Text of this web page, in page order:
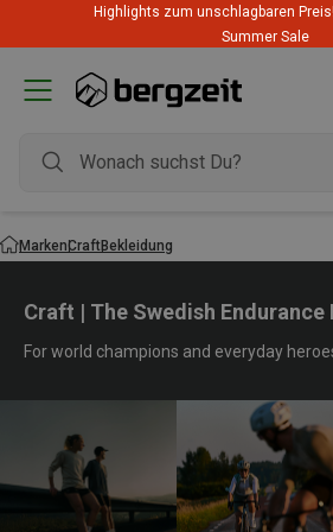
Highlights zum unschlagbaren
Summer Sale
MarkenCraftBekleidung
Craft | The Swedish Endurance
For world champions and everyday